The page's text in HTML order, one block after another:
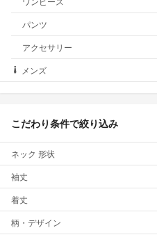
パンツ
アクセサリー
メンズ
こだわり条件で絞り込み
ネック 形状
袖丈
着丈
柄・デザイン